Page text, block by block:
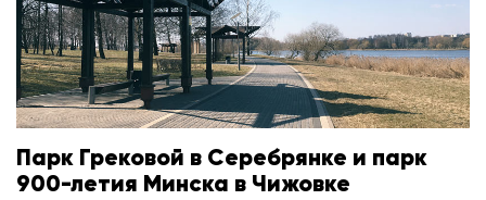
Парк Грековой в Серебрянке и парк
900-летия Минска в Чижовке